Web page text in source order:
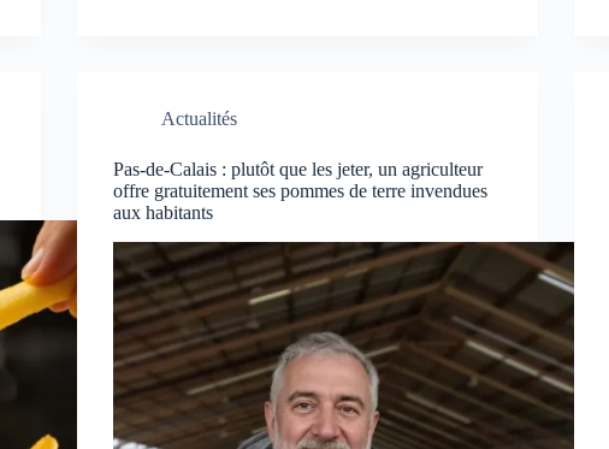
Actualités
Pas-de-Calais : plutôt que les jeter, un agriculteur
offre gratuitement ses pommes de terre invendues
aux habitants